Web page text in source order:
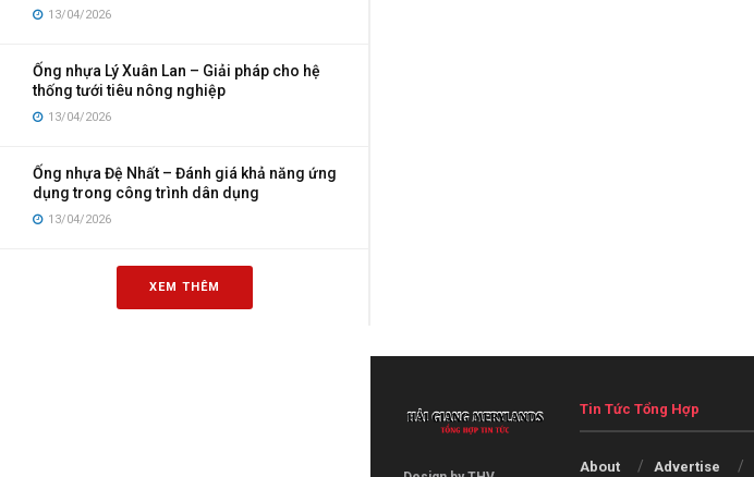
13/04/2026
Ống nhựa Lý Xuân Lan – Giải pháp cho hệ
thống tưới tiêu nông nghiệp
13/04/2026
Ống nhựa Đệ Nhất – Đánh giá khả năng ứng
dụng trong công trình dân dụng
13/04/2026
XEM THÊM
Tin Tức Tổng Hợp
About Advertise